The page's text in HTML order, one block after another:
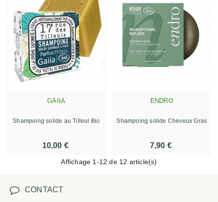
GAIIA
Shampoing solide au Tilleul Bio
10,00 €
ENDRO
Shampoing solide Cheveux Gras
7,90 €
Affichage 1 -12 de 12 article(s)
CONTACT